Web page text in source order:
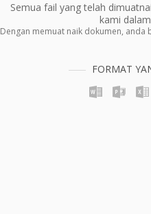
Semua fail yang telah
kami
Dengan memuat naik dokumen, anda
FORMAT